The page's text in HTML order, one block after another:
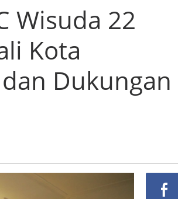
Wisuda 22
Kota
Dukungan